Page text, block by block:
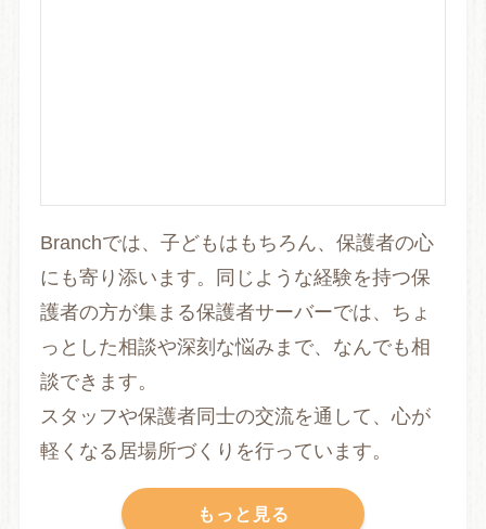
Branchでは、子どもはもちろん、保護者の心
にも寄り添います。同じような経験を持つ保
護者の方が集まる保護者サーバーでは、ちょ
っとした相談や深刻な悩みまで、なんでも相
談できます。
スタッフや保護者同士の交流を通して、心が
軽くなる居場所づくりを行っています。
もっと見る